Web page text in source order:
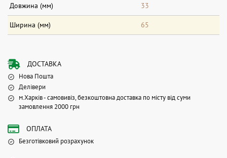
Довжина (мм) 33
Ширина (мм) 65
ДОСТАВКА
Нова Пошта
Делівери
м.Харків - самовивіз, безкоштовна доставка по місту від суми
замовлення 2000 грн
ОПЛАТА
Безготівковий розрахунок